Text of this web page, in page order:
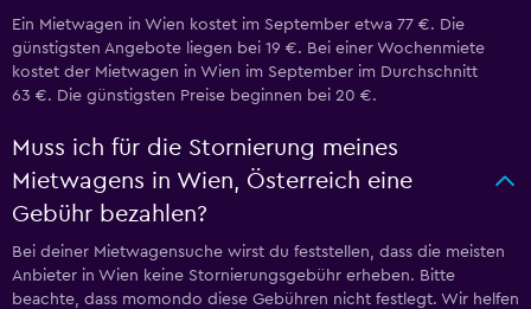
Ein Mietwagen in Wien kostet im September etwa 77 €. Die
günstigsten Angebote liegen bei 19 €. Bei einer Wochenmiete
kostet der Mietwagen in Wien im September im Durchschnitt
63 €. Die günstigsten Preise beginnen bei 20 €.
Muss ich für die Stornierung meines
Mietwagens in Wien, Österreich eine
Gebühr bezahlen?
Bei deiner Mietwagensuche wirst du feststellen, dass die meisten
Anbieter in Wien keine Stornierungsgebühr erheben. Bitte
beachte, dass momondo diese Gebühren nicht festlegt. Wir helfen